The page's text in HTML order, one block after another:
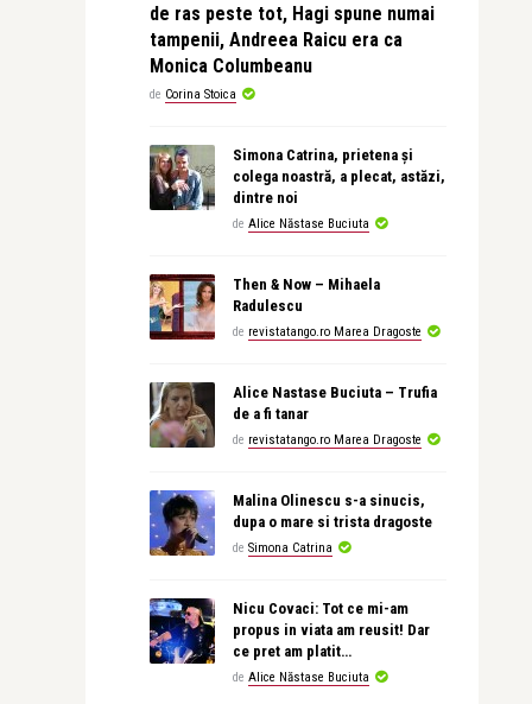
de ras peste tot, Hagi spune numai
tampenii, Andreea Raicu era ca
Monica Columbeanu
de Corina Stoica
Simona Catrina, prietena și
colega noastră, a plecat, astăzi,
dintre noi
de Alice Năstase Buciuta
Then & Now – Mihaela
Radulescu
de revistatango.ro Marea Dragoste
Alice Nastase Buciuta – Trufia
de a fi tanar
de revistatango.ro Marea Dragoste
Malina Olinescu s-a sinucis,
dupa o mare si trista dragoste
de Simona Catrina
Nicu Covaci: Tot ce mi-am
propus in viata am reusit! Dar
ce pret am platit…
de Alice Năstase Buciuta